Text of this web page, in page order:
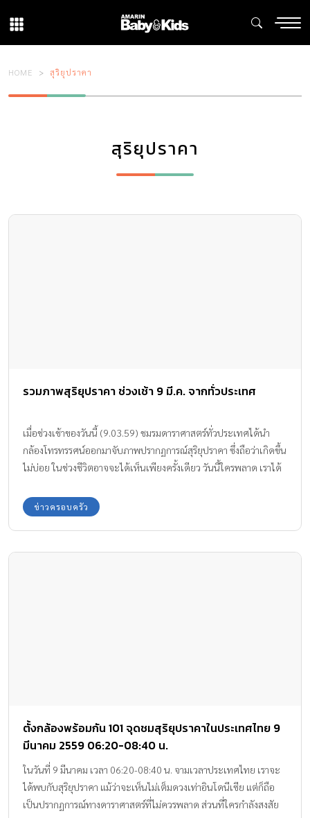
HOME สุริยุปราคา
สุริยุปราคา
รวมภาพสุริยุปราคา ช่วงเช้า 9 มี.ค. จากทั่วประเทศ
เมื่อช่วงเช้าของวันนี้ (9.03.59) ชมรมดาราศาสตร์ทั่วประเทศได้นำ
กล้องโทรทรรศน์ออกมาจับภาพปรากฏการณ์สุริยุปราคา ซึ่งถือว่าเกิดขึ้น
ไม่บ่อย ในช่วงชีวิตอาจจะได้เห็นเพียงครั้งเดียว วันนี้ใครพลาด เราได้
ข่าวครอบครัว
ตั้งกล้องพร้อมกัน 101 จุดชมสุริยุปราคาในประเทศไทย 9
มีนาคม 2559 06:20-08:40 น.
ในวันที่ 9 มีนาคม เวลา 06:20-08:40 น. จามเวลาประเทศไทย เราจะ
ได้พบกับสุริยุปราคา แม้ว่าจะเห็นไม่เต็มดวงเท่าอินโดนีเซีย แต่ก็ถือ
เป็นปรากฏการณ์ทางดาราศาสตร์ที่ไม่ควรพลาด ส่วนที่ใครกำลังสงสัย